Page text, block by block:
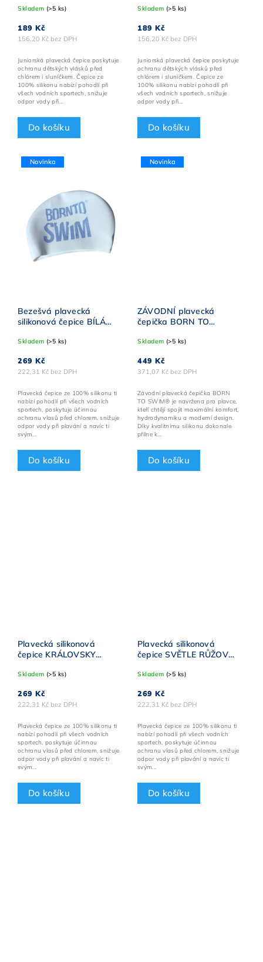
Skladem (>5 ks)
156,20 Kč bez DPH
189 Kč
Do košíku
Juniorská plavecká čepice poskytuje
ochranu dětských vlásků před
chlórem i sluníčkem. Čepice ze
100% silikonu nabízí pohodlí při
všech vodních sportech, snižuje
odpor vody při...
Skladem (>5 ks)
156,20 Kč bez DPH
189 Kč
Do košíku
Juniorská plavecká čepice poskytuje
ochranu dětských vlásků před
chlórem i sluníčkem. Čepice ze
100% silikonu nabízí pohodlí při
všech vodních sportech, snižuje
odpor vody při...
Novinka
Bezešvá plavecká
silikonová čepice BÍLÁ
MODRÉ logo
Skladem (>5 ks)
222,31 Kč bez DPH
269 Kč
Do košíku
Plavecká čepice ze 100% silikonu ti
nabízí pohodlí při všech vodních
sportech, poskytuje účinnou
ochranu vlasů před chlorem, snižuje
odpor vody při plavání a navíc ti
svým...
Novinka
ZÁVODNÍ plavecká
čepička BORN TO
ZLATÝM logem
Skladem (>5 ks)
371,07 Kč bez DPH
449 Kč
Do košíku
Závodní plavecká čepička BORN
TO SWIM® je navržena pro plavce,
kteří chtějí spojit maximální komfort,
hydrodynamiku a moderní design.
Díky kvalitnímu silikonu dokonale
přilne k...
Plavecká silikonová
čepice KRÁLOVSKY
Classic BÍLÉ logo
Skladem (>5 ks)
222,31 Kč bez DPH
269 Kč
Do košíku
Plavecká čepice ze 100% silikonu ti
nabízí pohodlí při všech vodních
sportech, poskytuje účinnou
ochranu vlasů před chlorem, snižuje
odpor vody při plavání a navíc ti
svým...
Plavecká silikonová
čepice SVĚTLE RŮŽOVÁ
STŘÍBRNÉ logo
Skladem (>5 ks)
222,31 Kč bez DPH
269 Kč
Do košíku
Plavecká čepice ze 100% silikonu ti
nabízí pohodlí při všech vodních
sportech, poskytuje účinnou
ochranu vlasů před chlorem, snižuje
odpor vody při plavání a navíc ti
svým...